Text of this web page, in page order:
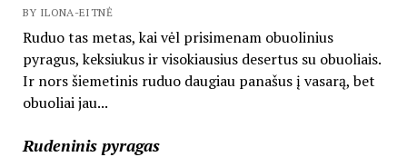
BY ILONA-EITNĖ
Ruduo tas metas, kai vėl prisimenam obuolinius
pyragus, keksiukus ir visokiausius desertus su obuoliais.
Ir nors šiemetinis ruduo daugiau panašus į vasarą, bet
obuoliai jau...
Rudeninis pyragas